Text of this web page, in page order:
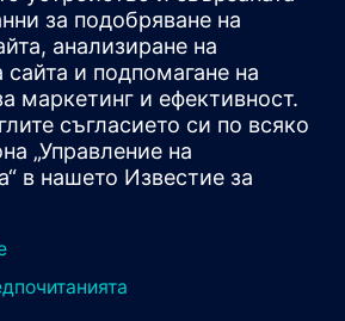
обучен фундаментален модел
потоци без training за вашите
обобщена физическа
зависимостта от
бързо, за да ускорите си...